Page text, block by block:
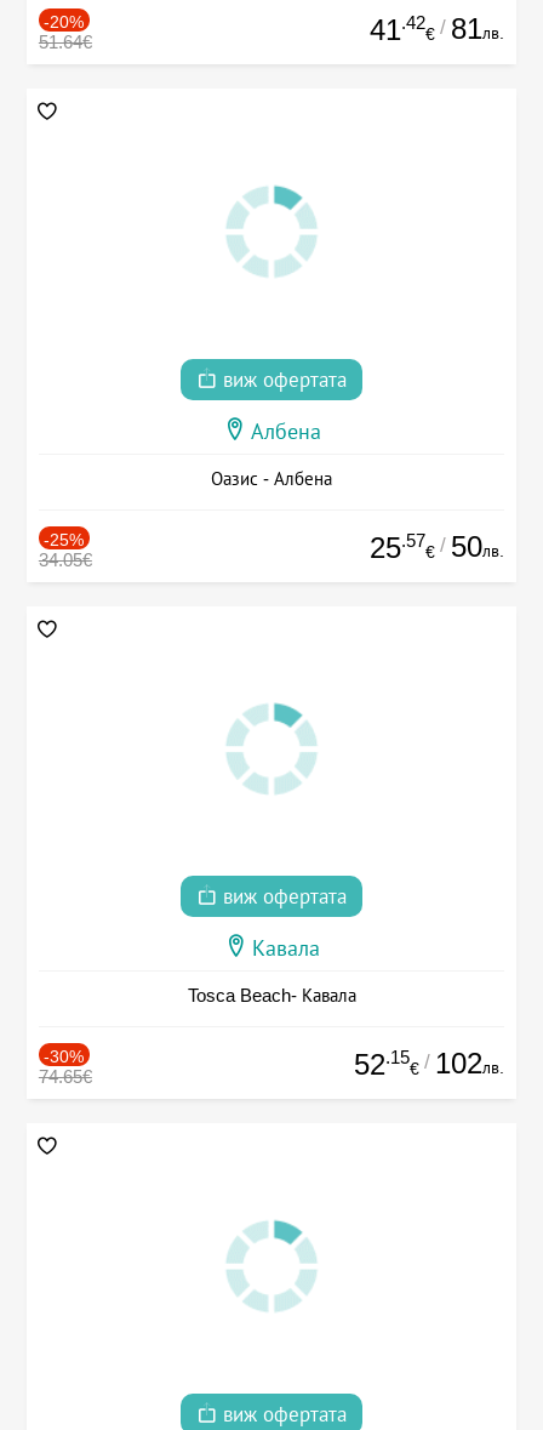
-20%
51.64€ 41.42
€ / 81лв.
виж офертата
Албена
Оазис - Албена
-25%
34.05€ 25.57
€ / 50лв.
виж офертата
Кавала
Tosca Beach- Кавала
-30%
74.65€ 52.15
€ / 102лв.
виж офертата